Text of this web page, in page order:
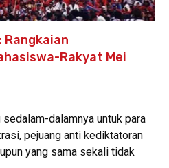
Rangkaian
Rakyat Mei
sedalam-dalamnya untuk para
pejuang anti kediktatoran
yang sama sekali tidak